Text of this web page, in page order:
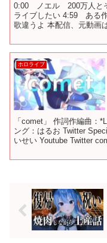
0:00 ノエル 200万人と
ライブしたい 4:59 ある
歌違うよ 本配信、元動画
ホロライブ
「comet」 作詞作編曲：
ング：はるお Twitter
いせい Youtube Twitter